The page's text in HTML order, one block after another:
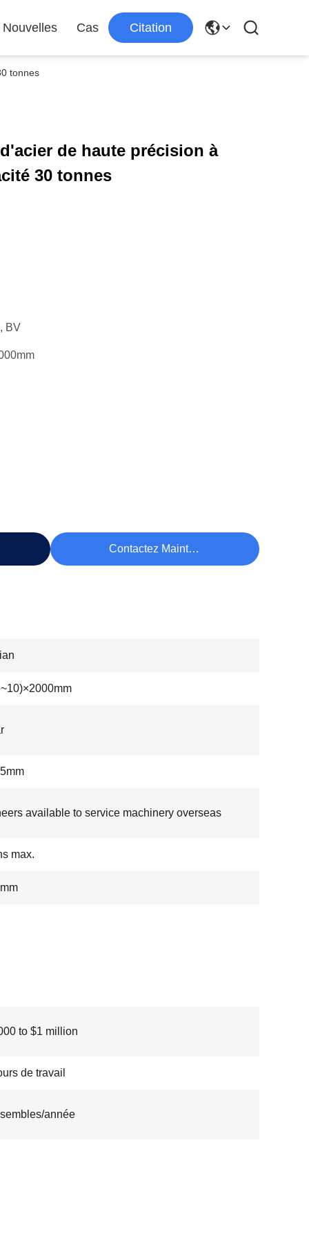
Nouvelles Cas Citation
tonnes
de haute précision à
30 tonnes
BV
Contactez Maintenant
available to service machinery overseas
max.
to $1 million
de travail
année